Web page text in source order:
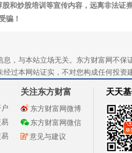
和炒股培训等宣传内容，远离非法证
骗！
，与本站立场无关。东方财富网不
过本网站证实，不对您构成任何投资
关注东方财富
东方财富网微博
东方财富网微信
意见与建议
天天